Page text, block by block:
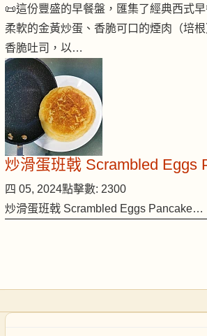
📜這份豐盛的早餐盤，匯集了經典西式
柔軟的金黃炒蛋、香脆可口的煙肉（培
香脆吐司，以…
炒滑蛋班戟 Scrambled Eggs
四 05, 2024點擊數: 2300
炒滑蛋班戟 Scrambled Eggs Pancake…